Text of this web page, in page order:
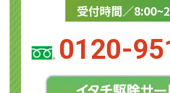
受付時間／
0120-